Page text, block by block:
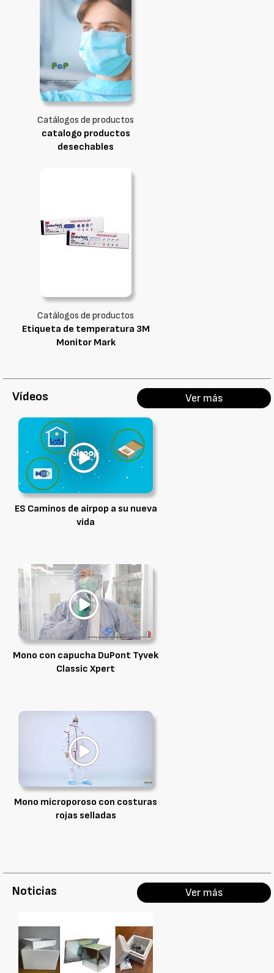
Catálogos de productos
catalogo productos
desechables
Catálogos de productos
Etiqueta de temperatura 3M
Monitor Mark
Vídeos Ver más
ES Caminos de airpop a su nueva
vida
Mono con capucha DuPont Tyvek
Classic Xpert
Mono microporoso con costuras
rojas selladas
Noticias Ver más